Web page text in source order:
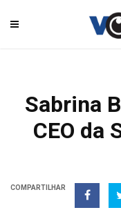
Sabrina
CEO da
COMPARTILHAR